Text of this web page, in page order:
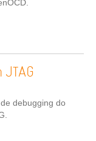
debugging do